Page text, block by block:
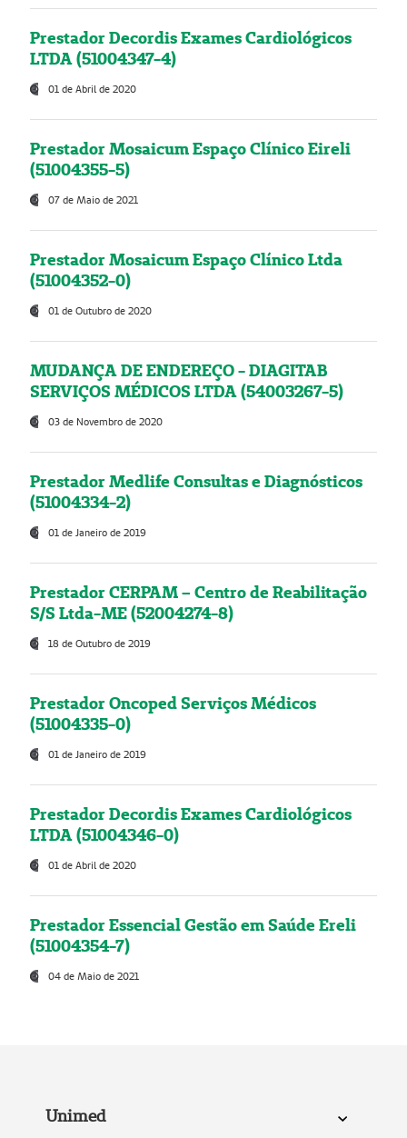
Prestador Decordis Exames Cardiológicos
LTDA (51004347-4)
01 de Abril de 2020
Prestador Mosaicum Espaço Clínico Eireli
(51004355-5)
07 de Maio de 2021
Prestador Mosaicum Espaço Clínico Ltda
(51004352-0)
01 de Outubro de 2020
MUDANÇA DE ENDEREÇO - DIAGITAB
SERVIÇOS MÉDICOS LTDA (54003267-5)
03 de Novembro de 2020
Prestador Medlife Consultas e Diagnósticos
(51004334-2)
01 de Janeiro de 2019
Prestador CERPAM – Centro de Reabilitação
S/S Ltda-ME (52004274-8)
18 de Outubro de 2019
Prestador Oncoped Serviços Médicos
(51004335-0)
01 de Janeiro de 2019
Prestador Decordis Exames Cardiológicos
LTDA (51004346-0)
01 de Abril de 2020
Prestador Essencial Gestão em Saúde Ereli
(51004354-7)
04 de Maio de 2021
Unimed